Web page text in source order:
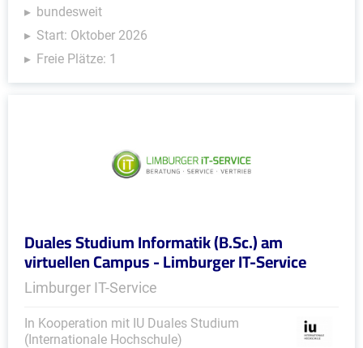
bundesweit
Start: Oktober 2026
Freie Plätze: 1
Duales Studium Informatik (B.Sc.) am
virtuellen Campus - Limburger IT-Service
Limburger IT-Service
In Kooperation mit IU Duales Studium
(Internationale Hochschule)